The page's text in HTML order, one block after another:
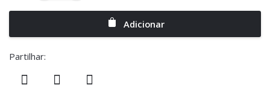
Adicionar
Partilhar: